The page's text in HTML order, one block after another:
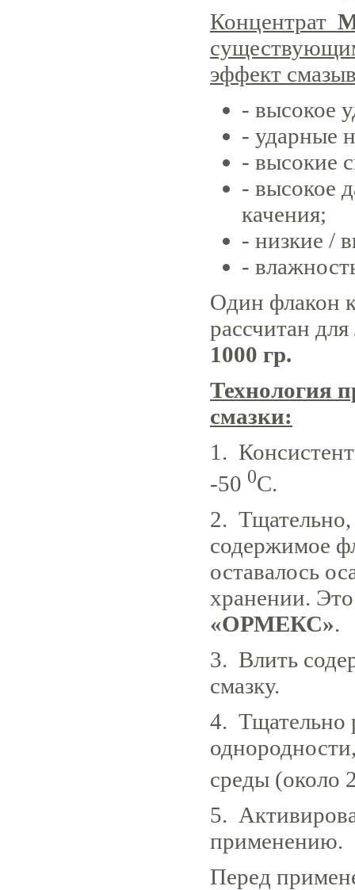
Концентрат
эффект
- высокое
- ударные
- высокие
- высокое
качения;
- низкие /
-
Один флакон
рассчитан
1000 гр.
Технология
смазки:
1.
-50 0С.
2. Тщательно,
содержимое
оставалось
хранении.
«ОРМЕКС».
3. Влить
смазку.
4. Тщательно
среды (около
5.
применению.
Перед